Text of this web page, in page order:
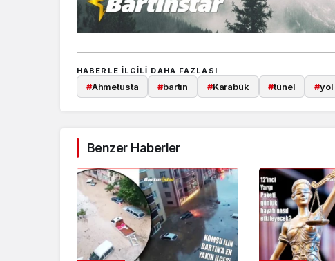
HABERLE ILGILI DAHA FAZLASI
#Ahmetusta #bartın #Karabük #tünel #yol
Benzer Haberler